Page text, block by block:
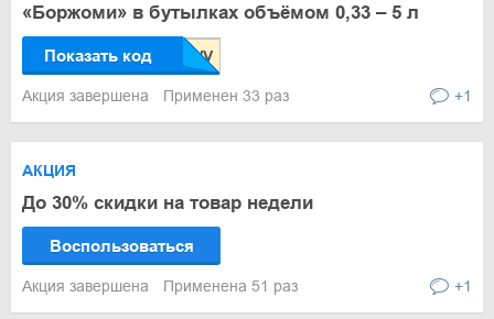
«Боржоми» в бутылках объёмом 0,33 – 5 л
Показать код
Акция завершена Применен 33 раз +1
АКЦИЯ
До 30% скидки на товар недели
Воспользоваться
Акция завершена Применена 51 раз +1